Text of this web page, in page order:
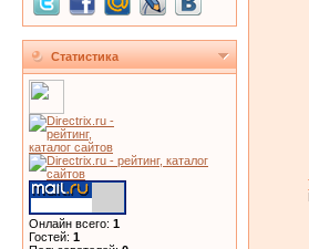
Статистика
Онлайн всего: 1
Гостей: 1